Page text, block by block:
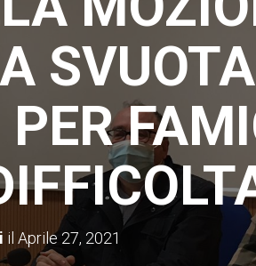
il Aprile 27, 2021